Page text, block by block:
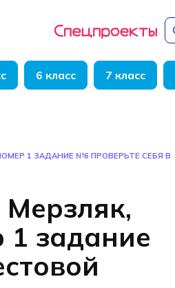
6 класс 7 класс
1 ЗАДАНИЕ №6 ПРОВЕРЬТЕ СЕБЯ В
Мерзляк,
задание